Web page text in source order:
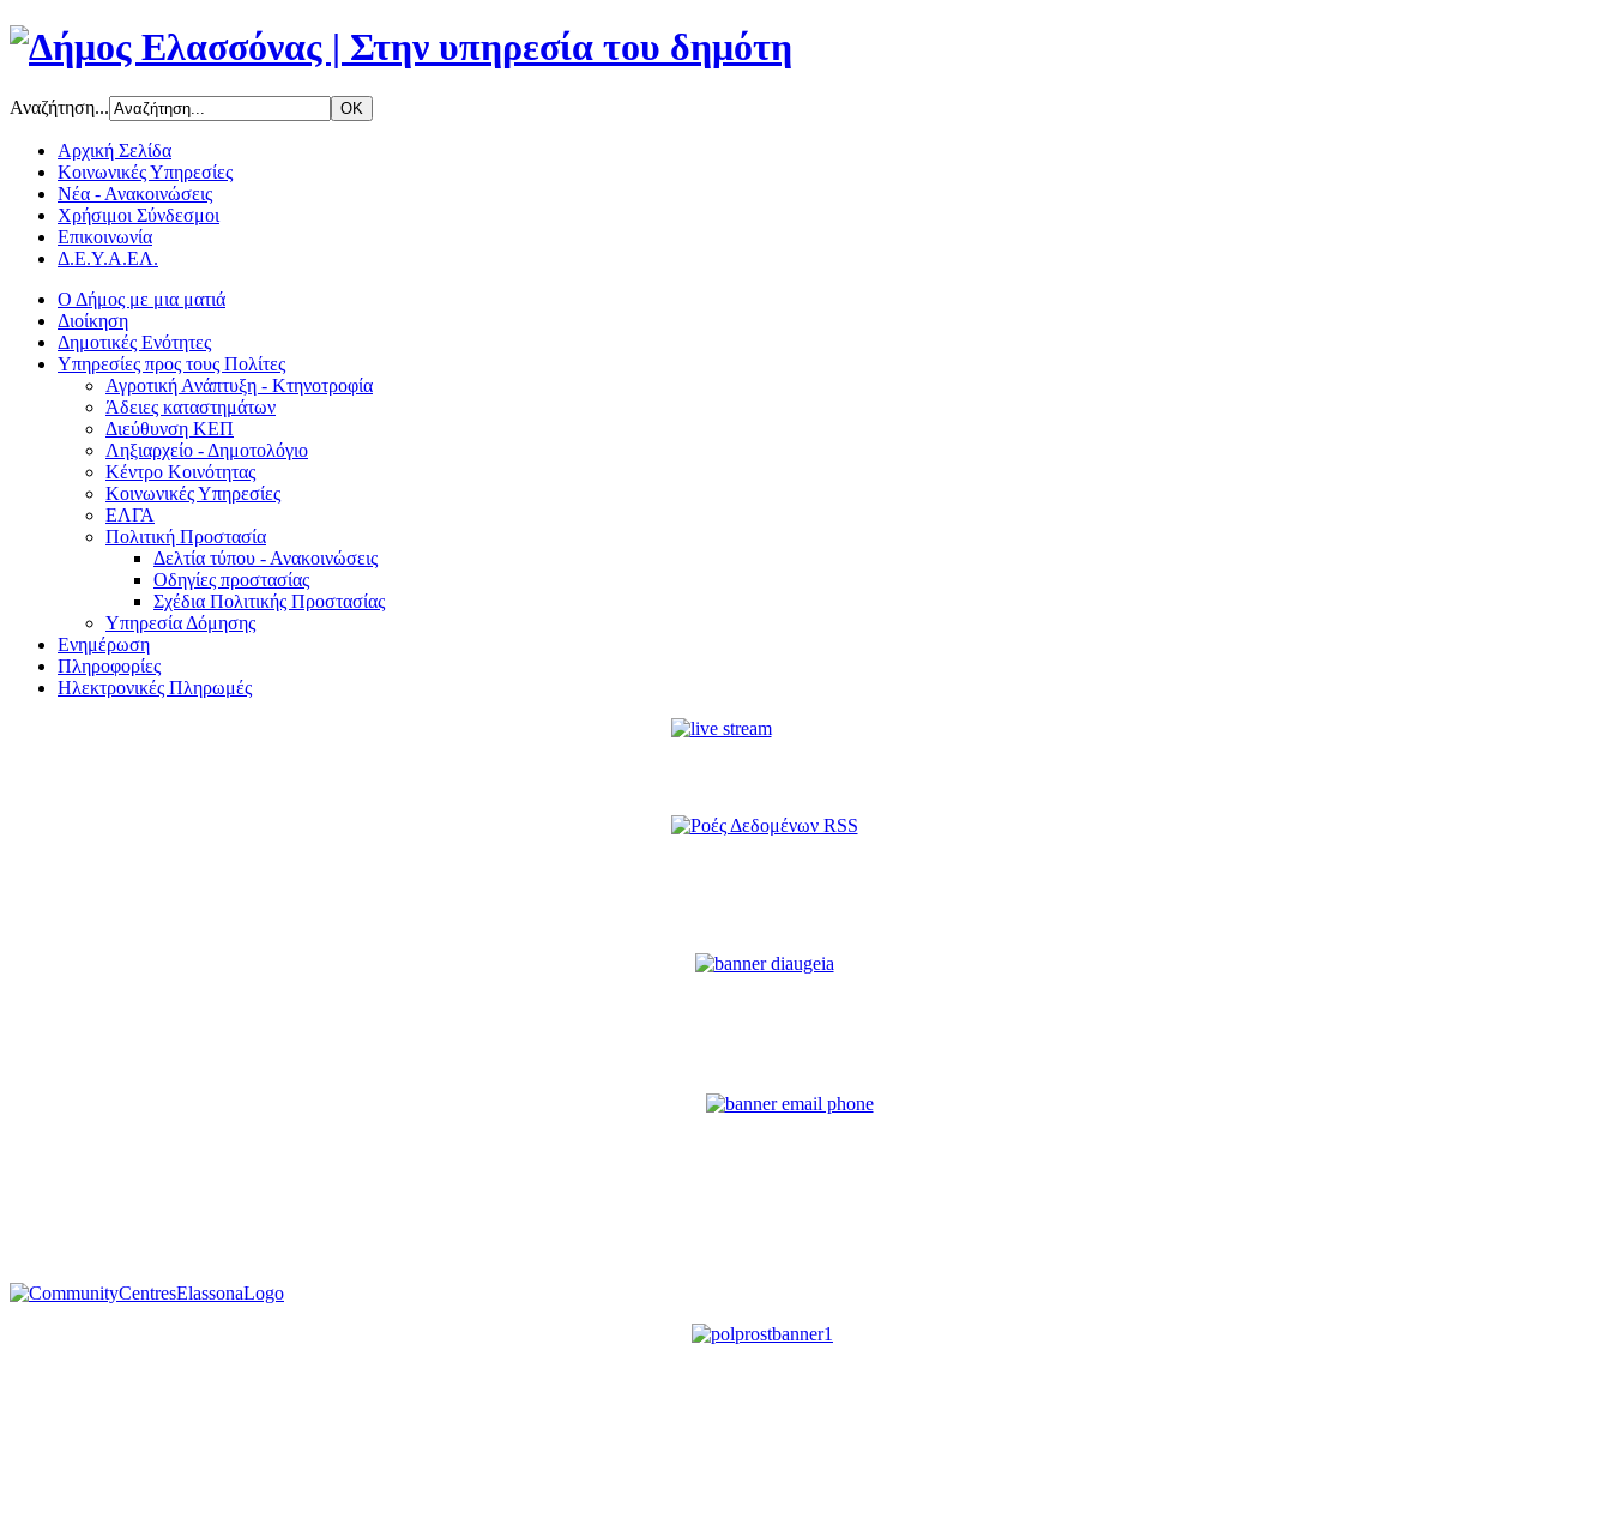
Αναζήτηση...
Αρχική Σελίδα
Κοινωνικές Υπηρεσίες
Νέα - Ανακοινώσεις
Χρήσιμοι Σύνδεσμοι
Επικοινωνία
Δ.Ε.Υ.Α.ΕΛ.
Ο Δήμος με μια ματιά
Διοίκηση
Δημοτικές Ενότητες
Υπηρεσίες προς τους Πολίτες
Αγροτική Ανάπτυξη - Κτηνοτροφία
Άδειες καταστημάτων
Διεύθυνση ΚΕΠ
Ληξιαρχείο - Δημοτολόγιο
Κέντρο Κοινότητας
Κοινωνικές Υπηρεσίες
ΕΛΓΑ
Πολιτική Προστασία
Δελτία τύπου - Ανακοινώσεις
Οδηγίες προστασίας
Σχέδια Πολιτικής Προστασίας
Υπηρεσία Δόμησης
Ενημέρωση
Πληροφορίες
Ηλεκτρονικές Πληρωμές